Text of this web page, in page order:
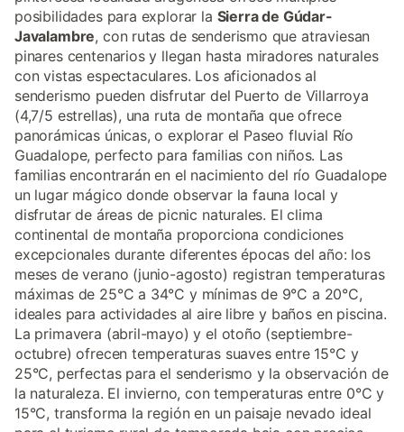
posibilidades para explorar la Sierra de Gúdar-
Javalambre, con rutas de senderismo que atraviesan
pinares centenarios y llegan hasta miradores naturales
con vistas espectaculares. Los aficionados al
senderismo pueden disfrutar del Puerto de Villarroya
(4,7/5 estrellas), una ruta de montaña que ofrece
panorámicas únicas, o explorar el Paseo fluvial Río
Guadalope, perfecto para familias con niños. Las
familias encontrarán en el nacimiento del río Guadalope
un lugar mágico donde observar la fauna local y
disfrutar de áreas de picnic naturales. El clima
continental de montaña proporciona condiciones
excepcionales durante diferentes épocas del año: los
meses de verano (junio-agosto) registran temperaturas
máximas de 25°C a 34°C y mínimas de 9°C a 20°C,
ideales para actividades al aire libre y baños en piscina.
La primavera (abril-mayo) y el otoño (septiembre-
octubre) ofrecen temperaturas suaves entre 15°C y
25°C, perfectas para el senderismo y la observación de
la naturaleza. El invierno, con temperaturas entre 0°C y
15°C, transforma la región en un paisaje nevado ideal